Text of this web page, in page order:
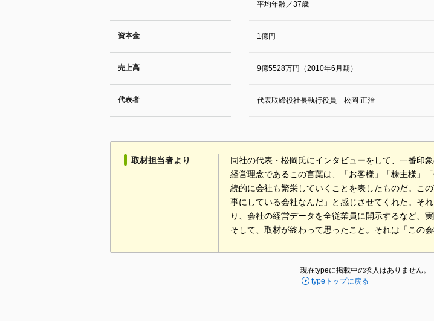
平均年齢／37歳
資本金 1億円
売上高 9億5528万円（2010年6月期）
代表者 代表取締役社長執行役員 松岡 正治
取材担当者より
同社の代表・松岡氏にインタビューをして、一番印
経営理念であるこの言葉は、「お客様」「株主様」
続的に会社も繁栄していくことを表したものだ。こ
事にしている会社なんだ」と感じさせてくれた。そ
り、会社の経営データを全従業員に開示するなど、
そして、取材が終わって思ったこと。それは「この
現在typeに掲載中の求人はありません。
typeトップに戻る